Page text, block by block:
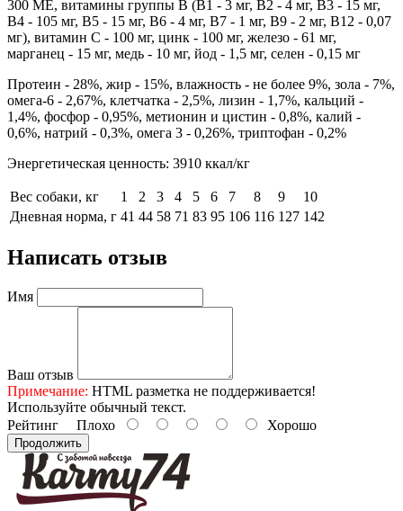
300 МЕ, витамины группы В (В1 - 3 мг, В2 - 4 мг, В3 - 15 мг,
В4 - 105 мг, В5 - 15 мг, В6 - 4 мг, В7 - 1 мг, В9 - 2 мг, В12 - 0,07
мг), витамин С - 100 мг, цинк - 100 мг, железо - 61 мг,
марганец - 15 мг, медь - 10 мг, йод - 1,5 мг, селен - 0,15 мг
Протеин - 28%, жир - 15%, влажность - не более 9%, зола - 7%,
омега-6 - 2,67%, клетчатка - 2,5%, лизин - 1,7%, кальций -
1,4%, фосфор - 0,95%, метионин и цистин - 0,8%, калий -
0,6%, натрий - 0,3%, омега 3 - 0,26%, триптофан - 0,2%
Энергетическая ценность: 3910 ккал/кг
Вес собаки, кг 1 2 3 4 5 6 7 8 9
10
Дневная норма, г 41 44 58 71 83 95 106 116 127 142
Написать отзыв
Имя
Ваш отзыв
Примечание: HTML разметка не поддерживается!
Используйте обычный текст.
Рейтинг Плохо Хорошо
Продолжить